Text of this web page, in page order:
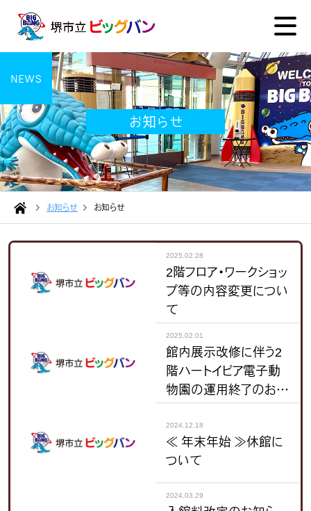
お知らせ
NEWS
お知らせ お知らせ
2025.02.28
2階フロア・ワークショッ
プ等の内容変更につい
て
2025.02.01
館内展示改修に伴う2
階ハートイピア電子動
物園の運用終了のお知
らせ（令和7年8月31日
(日曜)）
2024.12.18
≪ 年末年始 ≫休館に
ついて
2024.03.29